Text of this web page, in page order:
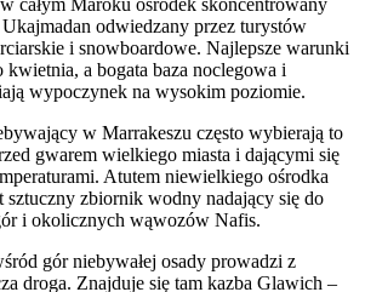
całym Maroku ośrodek skoncentrowany
odwiedzany przez turystów
i snowboardowe. Najlepsze warunki
kwietnia, a bogata baza noclegowa i
wypoczynek na wysokim poziomie.
w Marrakeszu często wybierają to
gwarem wielkiego miasta i dającymi się
Atutem niewielkiego ośrodka
zbiornik wodny nadający się do
i okolicznych wąwozów Nafis.
gór niebywałej osady prowadzi z
droga. Znajduje się tam kazba Glawich –